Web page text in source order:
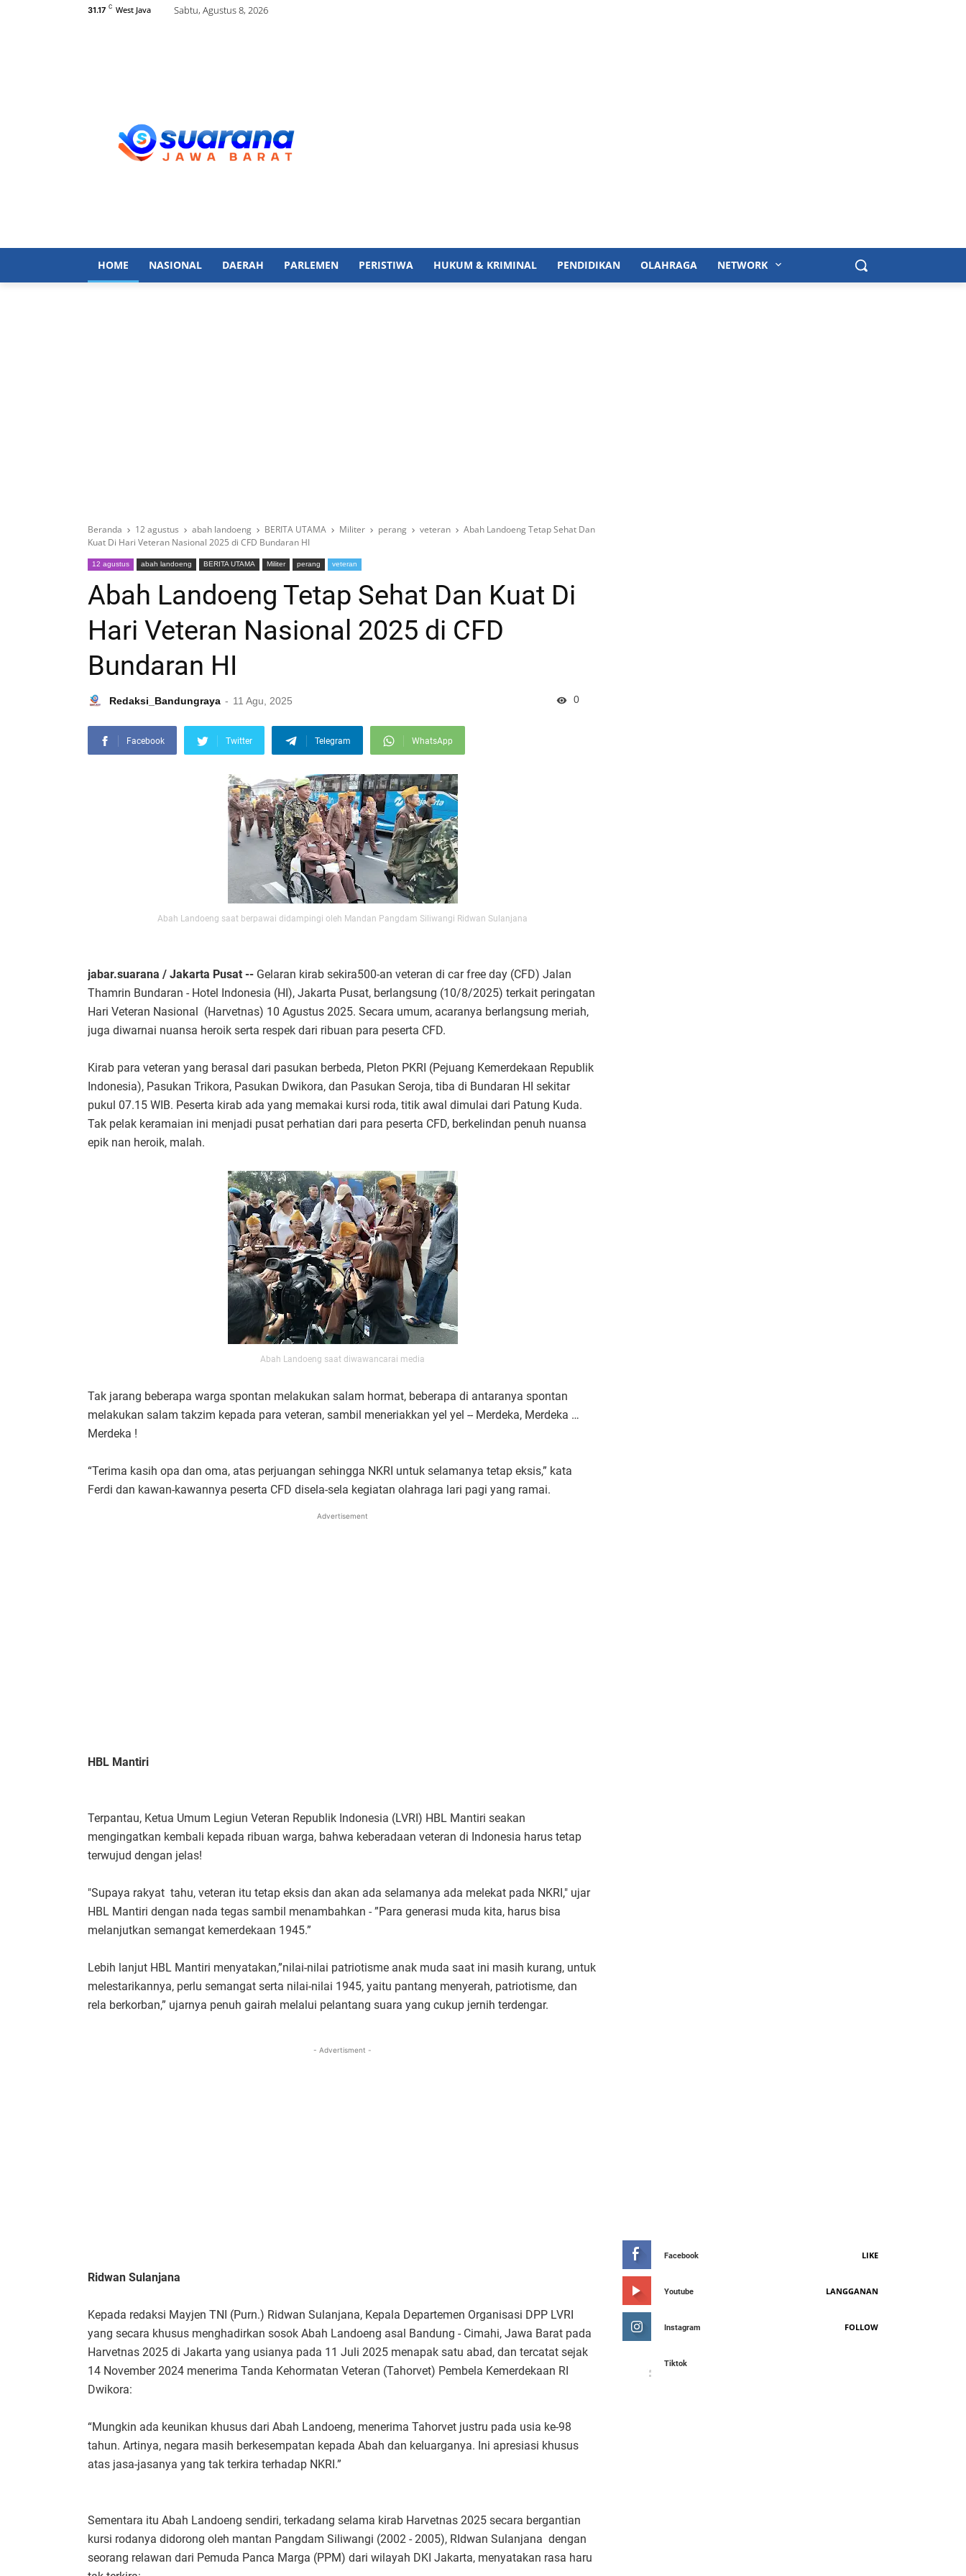
31.17 C West Java Sabtu, Agustus 8, 2026
HOME NASIONAL DAERAH PARLEMEN PERISTIWA HUKUM & KRIMINAL PENDIDIKAN OLAHRAGA NETWORK
Beranda 12 agustus abah landoeng BERITA UTAMA Militer perang veteran
Abah Landoeng Tetap Sehat Dan
Kuat Di Hari Veteran Nasional 2025 di CFD Bundaran HI
12 agustus abah landoeng BERITA UTAMA Militer perang veteran
Abah Landoeng Tetap Sehat Dan Kuat Di
Hari Veteran Nasional 2025 di CFD
Bundaran HI
Redaksi_Bandungraya 11 Agu, 2025 0
Facebook Twitter Telegram WhatsApp
Abah Landoeng saat berpawai didampingi oleh Mandan Pangdam Siliwangi Ridwan Sulanjana
jabar.suarana / Jakarta Pusat -- Gelaran kirab sekira500-an veteran di car free day (CFD) Jalan
Thamrin Bundaran - Hotel Indonesia (HI), Jakarta Pusat, berlangsung (10/8/2025) terkait peringatan
Hari Veteran Nasional (Harvetnas) 10 Agustus 2025. Secara umum, acaranya berlangsung meriah,
juga diwarnai nuansa heroik serta respek dari ribuan para peserta CFD.
Kirab para veteran yang berasal dari pasukan berbeda, Pleton PKRI (Pejuang Kemerdekaan Republik
Indonesia), Pasukan Trikora, Pasukan Dwikora, dan Pasukan Seroja, tiba di Bundaran HI sekitar
pukul 07.15 WIB. Peserta kirab ada yang memakai kursi roda, titik awal dimulai dari Patung Kuda.
Tak pelak keramaian ini menjadi pusat perhatian dari para peserta CFD, berkelindan penuh nuansa
epik nan heroik, malah.
Abah Landoeng saat diwawancarai media
Tak jarang beberapa warga spontan melakukan salam hormat, beberapa di antaranya spontan
melakukan salam takzim kepada para veteran, sambil meneriakkan yel yel -- Merdeka, Merdeka …
Merdeka !
“Terima kasih opa dan oma, atas perjuangan sehingga NKRI untuk selamanya tetap eksis,” kata
Ferdi dan kawan-kawannya peserta CFD disela-sela kegiatan olahraga lari pagi yang ramai.
Advertisement
HBL Mantiri
Terpantau, Ketua Umum Legiun Veteran Republik Indonesia (LVRI) HBL Mantiri seakan
mengingatkan kembali kepada ribuan warga, bahwa keberadaan veteran di Indonesia harus tetap
terwujud dengan jelas!
"Supaya rakyat tahu, veteran itu tetap eksis dan akan ada selamanya ada melekat pada NKRI," ujar
HBL Mantiri dengan nada tegas sambil menambahkan - ”Para generasi muda kita, harus bisa
melanjutkan semangat kemerdekaan 1945.”
Lebih lanjut HBL Mantiri menyatakan,”nilai-nilai patriotisme anak muda saat ini masih kurang, untuk
melestarikannya, perlu semangat serta nilai-nilai 1945, yaitu pantang menyerah, patriotisme, dan
rela berkorban,” ujarnya penuh gairah melalui pelantang suara yang cukup jernih terdengar.
- Advertisment -
Ridwan Sulanjana
Kepada redaksi Mayjen TNI (Purn.) Ridwan Sulanjana, Kepala Departemen Organisasi DPP LVRI
yang secara khusus menghadirkan sosok Abah Landoeng asal Bandung - Cimahi, Jawa Barat pada
Harvetnas 2025 di Jakarta yang usianya pada 11 Juli 2025 menapak satu abad, dan tercatat sejak
14 November 2024 menerima Tanda Kehormatan Veteran (Tahorvet) Pembela Kemerdekaan RI
Dwikora:
“Mungkin ada keunikan khusus dari Abah Landoeng, menerima Tahorvet justru pada usia ke-98
tahun. Artinya, negara masih berkesempatan kepada Abah dan keluarganya. Ini apresiasi khusus
atas jasa-jasanya yang tak terkira terhadap NKRI.”
Sementara itu Abah Landoeng sendiri, terkadang selama kirab Harvetnas 2025 secara bergantian
kursi rodanya didorong oleh mantan Pangdam Siliwangi (2002 - 2005), RIdwan Sulanjana dengan
seorang relawan dari Pemuda Panca Marga (PPM) dari wilayah DKI Jakarta, menyatakan rasa haru
Facebook LIKE
Youtube LANGGANAN
Instagram FOLLOW
Tiktok